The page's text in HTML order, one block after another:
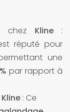
chez Kline:
réputé pour
une
par rapport à
Kline : Ce